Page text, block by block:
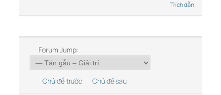
Trích dẫn
Forum Jump:
Chủ đề trước Chủ đề sau